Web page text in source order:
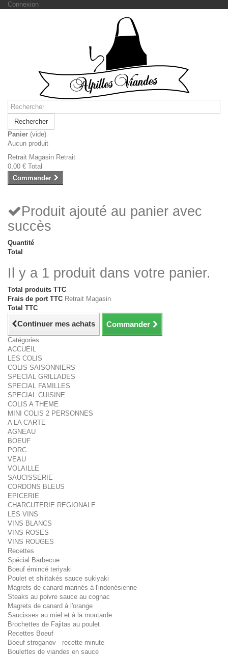
Connexion
Rechercher
Panier (vide)
Aucun produit
Retrait Magasin Retrait
0,00 € Total
Commander
Produit ajouté au panier avec
succès
Quantité
Total
Il y a 1 produit dans votre panier.
Total produits TTC
Frais de port TTC Retrait Magasin
Total TTC
Continuer mes achats Commander
Catégories
ACCUEIL
LES COLIS
COLIS SAISONNIERS
SPECIAL GRILLADES
SPECIAL FAMILLES
SPECIAL CUISINE
COLIS A THEME
MINI COLIS 2 PERSONNES
A LA CARTE
AGNEAU
BOEUF
PORC
VEAU
VOLAILLE
SAUCISSERIE
CORDONS BLEUS
EPICERIE
CHARCUTERIE REGIONALE
LES VINS
VINS BLANCS
VINS ROSES
VINS ROUGES
Recettes
Spécial Barbecue
Boeuf émincé teriyaki
Poulet et shiitakés sauce sukiyaki
Magrets de canard marinés à l'indonésienne
Steaks au poivre sauce au cognac
Magrets de canard à l'orange
Saucisses au miel et à la moutarde
Brochettes de Fajitas au poulet
Recettes Boeuf
Boeuf stroganov - recette minute
Boulettes de viandes en sauce